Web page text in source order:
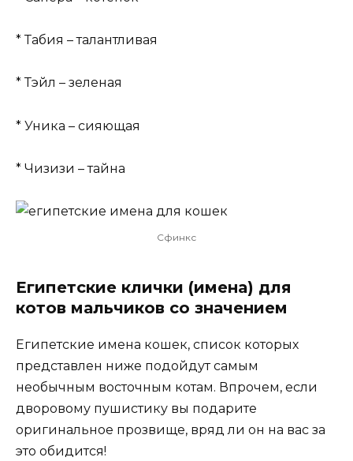
* Табия – талантливая
* Тэйл – зеленая
* Уника – сияющая
* Чизизи – тайна
Сфинкс
Египетские клички (имена) для
котов мальчиков со значением
Египетские имена кошек, список которых
представлен ниже подойдут самым
необычным восточным котам. Впрочем, если
дворовому пушистику вы подарите
оригинальное прозвище, вряд ли он на вас за
это обидится!